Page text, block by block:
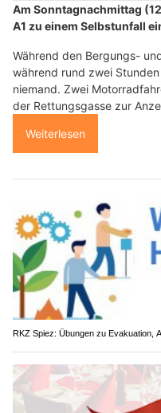
Am Sonntagnachmittag
A1 zu einem Selbstunfall
Während den Bergungs-
während rund zwei
niemand. Zwei
der Rettungsgasse zur
Weiterlesen
RKZ Spiez: Übungen zu Evakuation,